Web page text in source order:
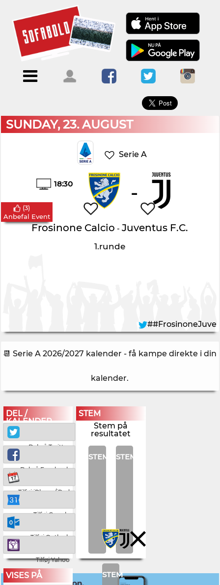
Menu
ForsideKalendere
Blogs
Om
Sofabold
Kontakt
bruger
Log
ind
×
SUNDAY, 23. AUGUST
Serie A
18:30 -
Frosinone Calcio -Juventus F.C.
1.runde
(3)
Anbefal Event
##FrosinoneJuve
📆 Serie A 2026/2027 kalender - få kampe direkte i din
kalender.
DEL /
KALENDER
Del på Twitter
Del på Facebook
Tilføj iPhone/iPad
Tilføj Google
Tilføj Outlook
Tilføj Yahoo
STEM
Stem på
resultatet
STEM STEM
STEM
VISES PÅ